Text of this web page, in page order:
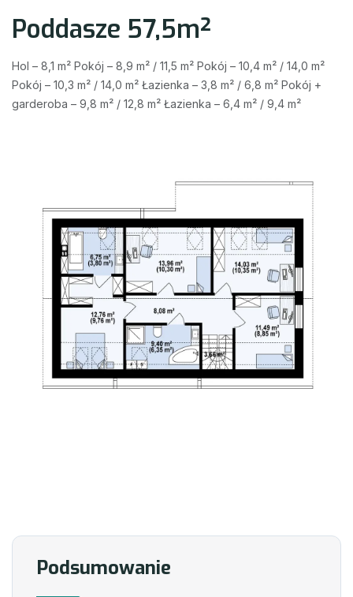
Poddasze 57,5m²
Hol – 8,1 m² Pokój – 8,9 m² / 11,5 m² Pokój – 10,4 m² / 14,0 m²
Pokój – 10,3 m² / 14,0 m² Łazienka – 3,8 m² / 6,8 m² Pokój +
garderoba – 9,8 m² / 12,8 m² Łazienka – 6,4 m² / 9,4 m²
Podsumowanie